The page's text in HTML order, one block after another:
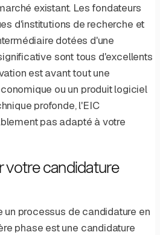
existant. Les fondateurs
d'institutions de recherche et
dotées d'une
sont tous d'excellents
est avant tout une
ou un produit logiciel
profonde, l'EIC
pas adapté à votre
votre candidature
un processus de candidature en
phase est une candidature